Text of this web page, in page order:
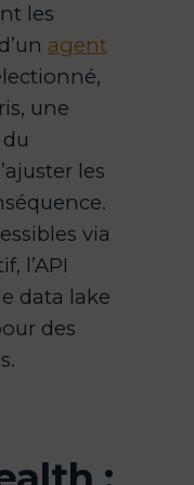
les
agent
une
les
via
l’API
data lake
des